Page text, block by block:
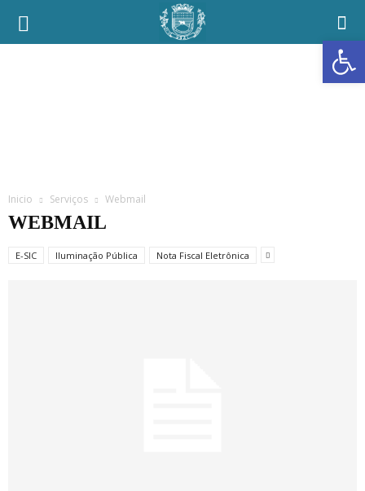
Abrir a
Prefeitura
Inicio Serviços Webmail
WEBMAIL
E-SIC Iluminação Pública Nota Fiscal Eletrônica